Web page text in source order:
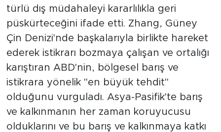
türlü dış müdahaleyi kararlılıkla geri
püskürteceğini ifade etti. Zhang, Güney
Çin Denizi'nde başkalarıyla birlikte hareket
ederek istikrarı bozmaya çalışan ve ortalığı
karıştıran ABD'nin, bölgesel barış ve
istikrara yönelik "en büyük tehdit"
olduğunu vurguladı. Asya-Pasifik'te barış
ve kalkınmanın her zaman koruyucusu
olduklarını ve bu barış ve kalkınmaya katkı